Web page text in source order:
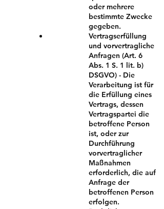
oder mehrere
bestimmte Zwecke
gegeben.
Vertragserfüllung
und vorvertragliche
Anfragen (Art. 6
Abs. 1 S. 1 lit. b)
DSGVO) - Die
Verarbeitung ist für
die Erfüllung eines
Vertrags, dessen
Vertragspartei die
betroffene Person
ist, oder zur
Durchführung
vorvertraglicher
Maßnahmen
erforderlich, die auf
Anfrage der
betroffenen Person
erfolgen.